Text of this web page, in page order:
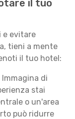
il tuo
e evitare
tieni a mente
il tuo hotel:
Immagina di
stai
o un'area
può ridurre